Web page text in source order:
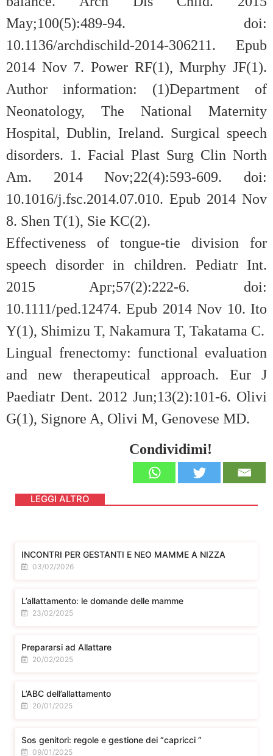
May;100(5):489-94. doi:
10.1136/archdischild-2014-306211. Epub
2014 Nov 7. Power RF(1), Murphy JF(1).
Author information: (1)Department of
Neonatology, The National Maternity
Hospital, Dublin, Ireland. Surgical speech
disorders. 1. Facial Plast Surg Clin North
Am. 2014 Nov;22(4):593-609. doi:
10.1016/j.fsc.2014.07.010. Epub 2014 Nov
8. Shen T(1), Sie KC(2).
Effectiveness of tongue-tie division for
speech disorder in children. Pediatr Int.
2015 Apr;57(2):222-6. doi:
10.1111/ped.12474. Epub 2014 Nov 10. Ito
Y(1), Shimizu T, Nakamura T, Takatama C.
Lingual frenectomy: functional evaluation
and new therapeutical approach. Eur J
Paediatr Dent. 2012 Jun;13(2):101-6. Olivi
G(1), Signore A, Olivi M, Genovese MD.
Condividimi!
LEGGI ALTRO
INCONTRI PER GESTANTI E NEO MAMME A NIZZA
03/02/2026
L’allattamento: le domande delle mamme
23/02/2025
Prepararsi ad Allattare
20/02/2025
L’ABC dell’allattamento
20/01/2025
Sos genitori: regole e gestione dei “capricci “
09/01/2025